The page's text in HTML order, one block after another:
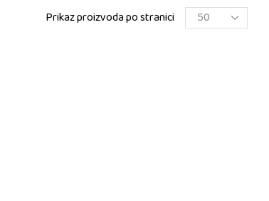
Prikaz proizvoda po stranici